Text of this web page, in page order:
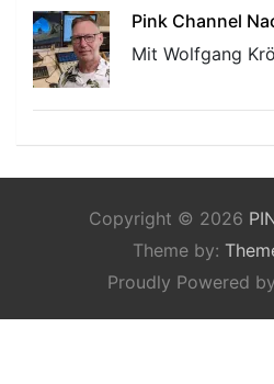
Pink Channel
Mit Wolfgang
Copyright © 2026
Theme by:
Proudly Powered